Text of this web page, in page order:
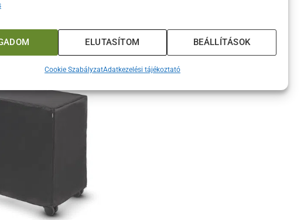
ELUTASÍTOM BEÁLLÍTÁSOK
Cookie SzabályzatAdatkezelési tájékoztató